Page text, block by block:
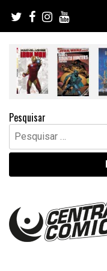
content
Pesquisar
Pesquisar
por: